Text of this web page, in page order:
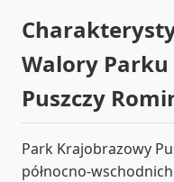
Walory
Puszczy
Park Krajobrazowy
północno-